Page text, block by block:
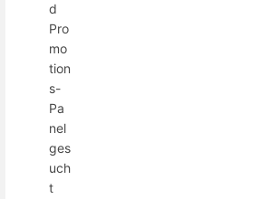
d
Pro
mo
tion
s-
Pa
nel
ges
uch
t